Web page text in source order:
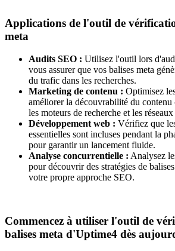
Applications de l'outil de
meta
Audits SEO : Utilisez l'outil lors
vous assurer que vos balises meta
du trafic dans les recherches.
Marketing de contenu : Optimisez
améliorer la découvrabilité du contenu
les moteurs de recherche et les
Développement web : Vérifiez que
essentielles sont incluses pendant la
pour garantir un lancement fluide.
Analyse concurrentielle : Analysez
pour découvrir des stratégies de
votre propre approche SEO.
Commencez à utiliser l'outil de
balises meta d'Uptime4 dès